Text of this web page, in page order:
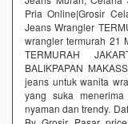
Pria Online|Grosir
Jeans Wrangler
wrangler termurah 21
TERMURAH
BALIKPAPAN
jeans untuk wanita
yang suka
nyaman dan trendy.